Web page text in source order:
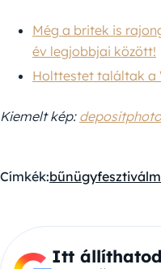
Még a britek is
év legjobbjai között!
Holttestet találtak a
Kiemelt kép:
Címkék:bűnügyfesztivál
Itt